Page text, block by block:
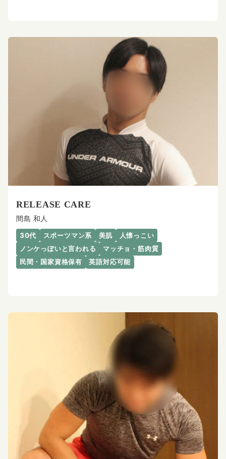
RELEASE CARE
間島 和人
30代 スポーツマン系 美肌
人懐っこい
ノンケっぽいと言われる
マッチョ・筋肉質
民間・国家資格保有
英語対応可能